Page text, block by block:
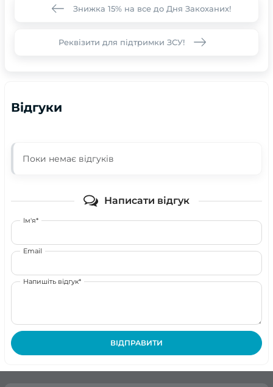
Знижка 15% на все до Дня Закоханих!
Реквізити для підтримки ЗСУ!
Відгуки
Поки немає відгуків
Написати відгук
Ім'я*
Email
Напишіть відгук*
ВІДПРАВИТИ